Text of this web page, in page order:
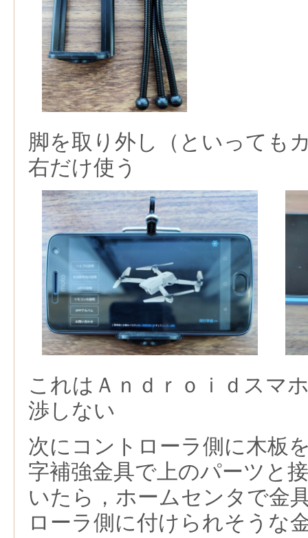
脚を取り外し（といっても
右だけ使う
これはＡｎｄｒｏｉｄスマ
渉しない
次にコントローラ側に木板
字補強金具で上のパーツと
いたら，ホームセンタで金
ローラ側に付けられそうな